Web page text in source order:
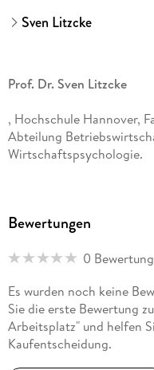
Sven Litzcke
Prof. Dr. Sven Litzcke
, Hochschule Hannover,
Abteilung
Wirtschaftspsychologie.
Dipl. -Psych. Horst Schuh
, bis 2005 Professor an
öffentliche Verwaltung.
Bewertungen
0
Es wurden noch keine
Sie die erste Bewertung
Arbeitsplatz" und helfen
Kaufentscheidung.